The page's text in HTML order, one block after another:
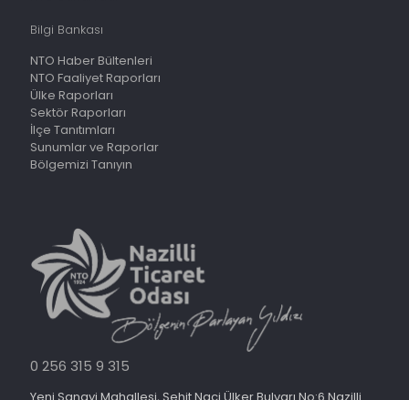
Bilgi Bankası
NTO Haber Bültenleri
NTO Faaliyet Raporları
Ülke Raporları
Sektör Raporları
İlçe Tanıtımları
Sunumlar ve Raporlar
Bölgemizi Tanıyın
0 256 315 9 315